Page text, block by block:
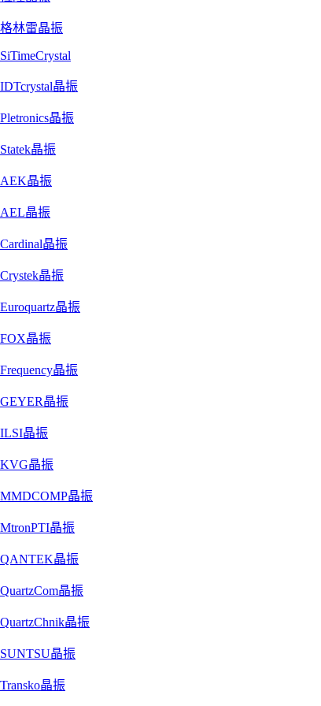
格林雷晶振
SiTimeCrystal
IDTcrystal晶振
Pletronics晶振
Statek晶振
AEK晶振
AEL晶振
Cardinal晶振
Crystek晶振
Euroquartz晶振
FOX晶振
Frequency晶振
GEYER晶振
ILSI晶振
KVG晶振
MMDCOMP晶振
MtronPTI晶振
QANTEK晶振
QuartzCom晶振
QuartzChnik晶振
SUNTSU晶振
Transko晶振